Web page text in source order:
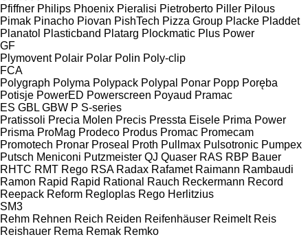
Pfiffner Philips Phoenix Pieralisi Pietroberto Piller Pilous
Pimak Pinacho Piovan PishTech Pizza Group Placke Pladdet
Planatol Plasticband Platarg Plockmatic Plus Power
GF
Plymovent Polair Polar Polin Poly-clip
FCA
Polygraph Polyma Polypack Polypal Ponar Popp Poręba
Potisje PowerED Powerscreen Poyaud Pramac
ES GBL GBW P S-series
Pratissoli Precia Molen Precis Pressta Eisele Prima Power
Prisma ProMag Prodeco Produs Promac Promecam
Promotech Pronar Proseal Proth Pullmax Pulsotronic Pumpex
Putsch Meniconi Putzmeister QJ Quaser RAS RBP Bauer
RHTC RMT Rego RSA Radax Rafamet Raimann Rambaudi
Ramon Rapid Rapid Rational Rauch Reckermann Record
Reepack Reform Regloplas Rego Herlitzius
SM3
Rehm Rehnen Reich Reiden Reifenhäuser Reimelt Reis
Reishauer Rema Remak Remko